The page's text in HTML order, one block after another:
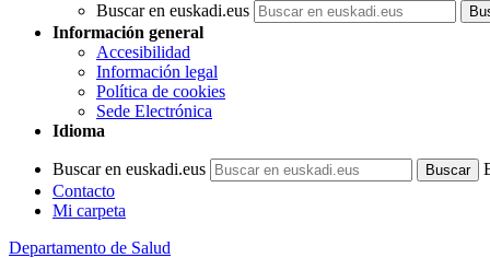
Buscar en euskadi.eus
Información general
Accesibilidad
Información legal
Política de cookies
Sede Electrónica
Idioma
Buscar en euskadi.eus
Contacto
Mi carpeta
Departamento de Salud